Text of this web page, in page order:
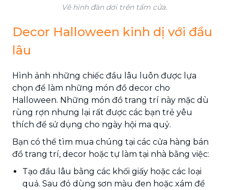
Vẽ hình đàn dơi trên tấm cửa.
Decor Halloween kinh dị với đầu
lâu
Hình ảnh những chiếc đầu lâu luôn được lựa
chọn để làm những món đồ decor cho
Halloween. Những món đồ trang trí này mặc dù
rùng rợn nhưng lại rất được các bạn trẻ yêu
thích để sử dụng cho ngày hội ma quỷ.
Bạn có thể tìm mua chúng tại các cửa hàng bán
đồ trang trí, decor hoặc tự làm tại nhà bằng việc:
Tạo đầu lâu bằng các khối giấy hoặc các loại
quả. Sau đó dùng sơn màu đen hoặc xám để